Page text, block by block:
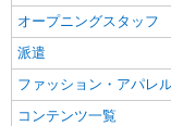
オープニングスタッフ
派遣
ファッション・アパレ
コンテンツ一覧